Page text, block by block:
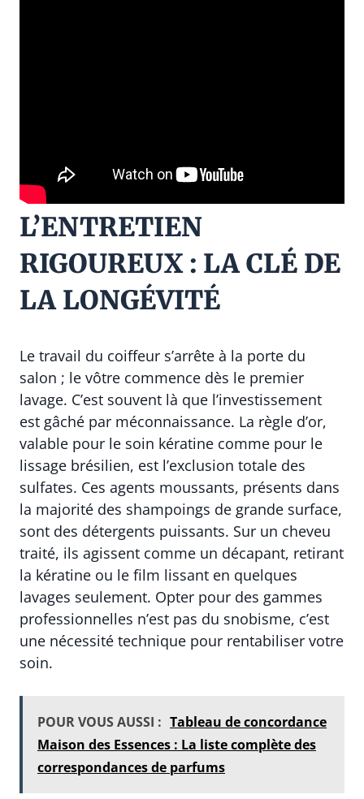
L’ENTRETIEN
RIGOUREUX : LA CLÉ DE
LA LONGÉVITÉ
Le travail du coiffeur s’arrête à la porte du
salon ; le vôtre commence dès le premier
lavage. C’est souvent là que l’investissement
est gâché par méconnaissance. La règle d’or,
valable pour le soin kératine comme pour le
lissage brésilien, est l’exclusion totale des
sulfates. Ces agents moussants, présents dans
la majorité des shampoings de grande surface,
sont des détergents puissants. Sur un cheveu
traité, ils agissent comme un décapant, retirant
la kératine ou le film lissant en quelques
lavages seulement. Opter pour des gammes
professionnelles n’est pas du snobisme, c’est
une nécessité technique pour rentabiliser votre
soin.
POUR VOUS AUSSI : Tableau de concordance
Maison des Essences : La liste complète des
correspondances de parfums